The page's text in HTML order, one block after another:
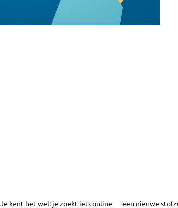
Je kent het wel: je zoekt iets online — een nieuwe